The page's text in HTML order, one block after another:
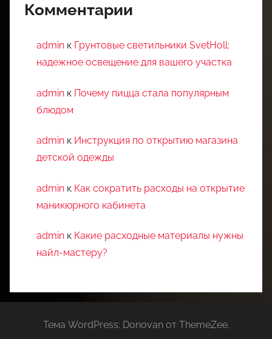
Комментарии
admin к Грунтовые светильники SvetHoll:
надежное освещение для вашего участка
admin к Почему пицца стала популярным
блюдом
admin к Инструкция по открытию магазина
детской одежды
admin к Как сократить расходы на открытие
маникюрного кабинета
admin к Какие расходные материалы нужны
найл-мастеру?
Тема WordPress: Donovan от ThemeZee.